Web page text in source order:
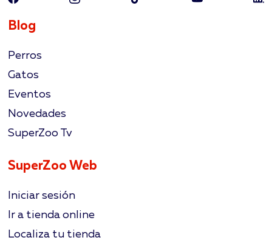
Blog
Perros
Gatos
Eventos
Novedades
SuperZoo Tv
SuperZoo Web
Iniciar sesión
Ir a tienda online
Localiza tu tienda